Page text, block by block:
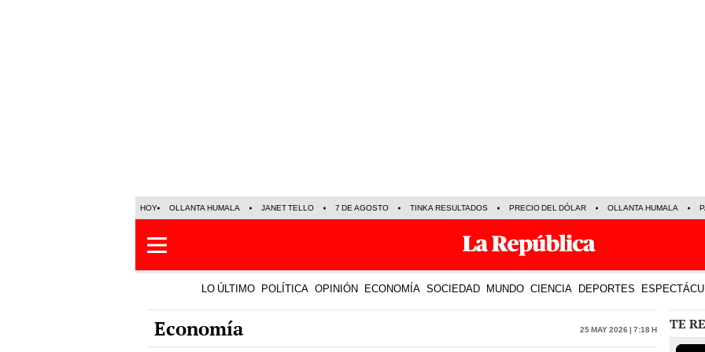
HOY OLLANTA HUMALA JANET TELLO 7 DE AGOSTO TINKA RESULTADOS PRECIO DEL DÓLAR OLLANTA HUMALA
LO ÚLTIMO POLÍTICA OPINIÓN ECONOMÍA SOCIEDAD MUNDO CIENCIA DEPORTES
Economía 25 May 2026 | 7:18 h TE